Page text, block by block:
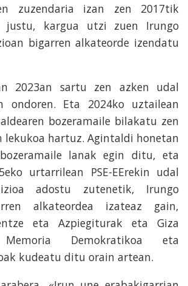
zuzendaria izan zen 2017tik
justu, kargua utzi zuen Irungo
bigarren alkateorde izendatu
2023an sartu zen azken udal
ondoren. Eta 2024ko uztailean
bozeramaile bilakatu zen
lekukoa hartuz. Agintaldi honetan
lanak egin ditu, eta
urtarrilean PSE-EErekin udal
adostu zutenetik, Irungo
alkateordea izateaz gain,
eta Azpiegiturak eta Giza
Memoria Demokratikoa eta
kudeatu ditu orain artean.